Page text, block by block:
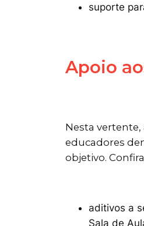
suporte
Apoio
Nesta
educadores
objetivo.
aditivos a
Sala de